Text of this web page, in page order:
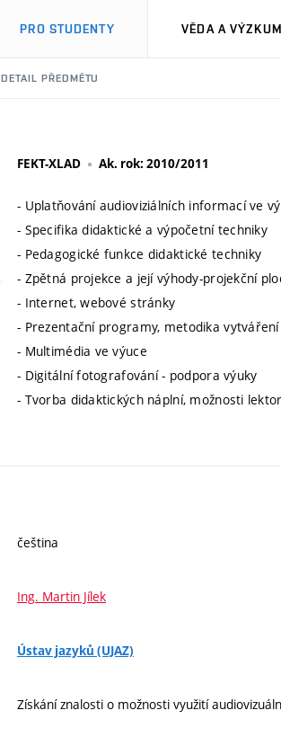
PRO STUDENTY VĚDA A VÝZKUM
DETAIL PŘEDMĚTU
FEKT-XLAD Ak. rok: 2010/2011
- Uplatňování audioviziálních informací ve
- Specifika didaktické a výpočetní techniky
- Pedagogické funkce didaktické techniky
- Zpětná projekce a její výhody-projekční
- Internet, webové stránky
- Prezentační programy, metodika
- Multimédia ve výuce
- Digitální fotografování - podpora výuky
- Tvorba didaktických náplní, možnosti
čeština
Ing. Martin Jílek
Ústav jazyků (UJAZ)
Získání znalosti o možnosti využití